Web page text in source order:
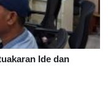
Ide dan